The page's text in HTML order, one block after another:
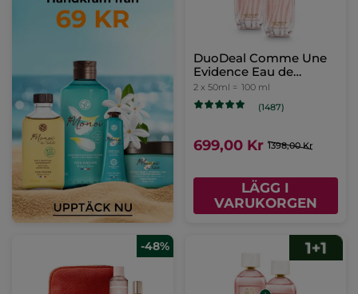
DuoDeal Comme Une
Evidence Eau de
Parfum, 50ml
2 x 50ml = 100 ml
(1487)
699,00 Kr 1398,00 Kr
LÄGG I
VARUKORGEN
-48%